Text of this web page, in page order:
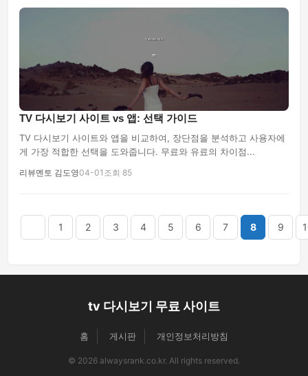
TV 다시보기 사이트 vs 앱: 선택 가이드
TV 다시보기 사이트와 앱을 비교하여, 장단점을 분석하고 사용자에
게 가장 적합한 선택을 도와줍니다. 무료와 유료의 차이점...
리뷰멘토 김도영04-01 조회 85
1 2 3 4 5 6 7 8 9
tv 다시보기 무료 사이트
홈 게시판 개인정보처리방침
© 2026 alwaysrank.co.kr. All rights reserved.